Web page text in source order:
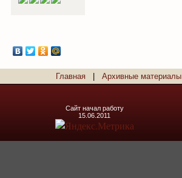
Главная Архивные материалы
Сайт начал работу
15.06.2011